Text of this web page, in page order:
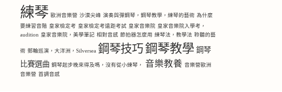
練琴 歐洲音樂營 沙漠尖峰 演奏與彈鋼琴，鋼琴教學，練琴的藝術 為什麼
要練習音階 皇家檢定考 皇家檢定考遠距考試 皇家音樂院 皇家音樂院入學考，
audition 皇家音樂院，美學筆記 相對音感 節拍器怎麼用 練琴法，教學法 聆聽的藝
術 郵輪巡演，大洋洲，Silversea 鋼琴技巧鋼琴教學 鋼琴
比賽選曲 鋼琴起步晚來得及嗎，沒有從小練琴， 音樂教養 音樂營歐洲
音樂營 首調音感